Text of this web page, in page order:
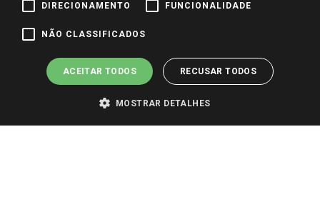
DIRECIONAMENTO FUNCIONALIDADE
NÃO CLASSIFICADOS
ACEITAR TODOS RECUSAR TODOS
MOSTRAR DETALHES